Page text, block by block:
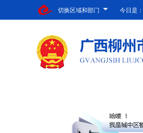
切换区域和部门 今日是：